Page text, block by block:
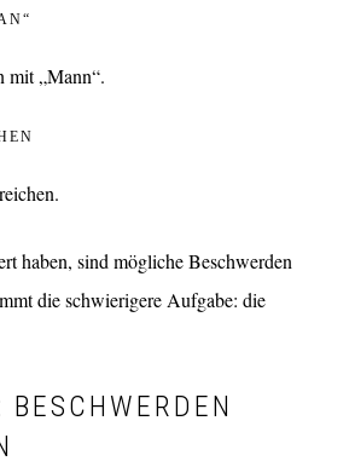
mit „Mann“.
haben, sind mögliche Beschwerden
die schwierigere Aufgabe: die